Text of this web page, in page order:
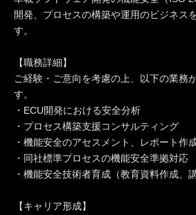
開発、プロセスの構築や運用のビジネス
す。
【職務詳細】
ご経験・ご意向を考慮の上、以下の業務
す。
・ECU開発における安全分析
・プロセス構築支援コンサルティング
・機能安全のアセスメント、レポート作
・同社標準プロセスの機能安全準拠対応
・機能安全技術者育成（教育資料作成、講
【キャリア形成】